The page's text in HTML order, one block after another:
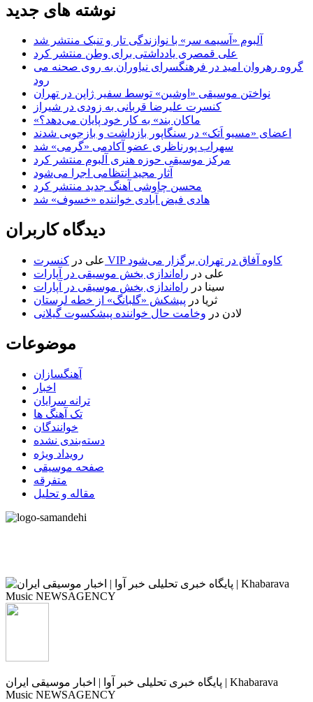
نوشته های جدید
آلبوم «آسیمه سر» با نوازندگی تار و تنبک منتشر شد
علی قمصری یادداشتی برای وطن منتشر کرد
گروه رهروان امید در فرهنگسرای نیاوران به روی صحنه می
رود
نواختن موسیقی «اوشین» توسط سفیر ژاپن در تهران
کنسرت علیرضا قربانی به زودی در شیراز
«ماکان بند» به کار خود پایان می‌دهد؟
اعضای «مسیو اَتک» در سنگاپور بازداشت و بازجویی شدند
سهراب پورناظری عضو آکادمی «گرمی» شد
مرکز موسیقی حوزه هنری آلبوم منتشر کرد
آثار مجید انتظامی اجرا می‌شود
محسن چاوشی آهنگ جدید منتشر کرد
هادی فیض آبادی خواننده «خسوف» شد
دیدگاه کاربران
علی در
کنسرت VIP کاوه آفاق در تهران برگزار می‌شود
علی در راه‌اندازی بخش موسیقی در آپارات
سینا در راه‌اندازی بخش موسیقی در آپارات
ثریا در پیشکش «گلبانگ» از خطه لرستان
لادن در وخامت حال خواننده پیشکسوت گیلانی
موضوعات
آهنگسازان
اخبار
ترانه سرایان
تک آهنگ ها
خوانندگان
دسته‌بندی نشده
رویداد ویژه
صفحه موسیقی
متفرقه
مقاله و تحلیل
پایگاه خبری تحلیلی خبر آوا | اخبار موسیقی ایران | Khabarava
Music NEWSAGENCY